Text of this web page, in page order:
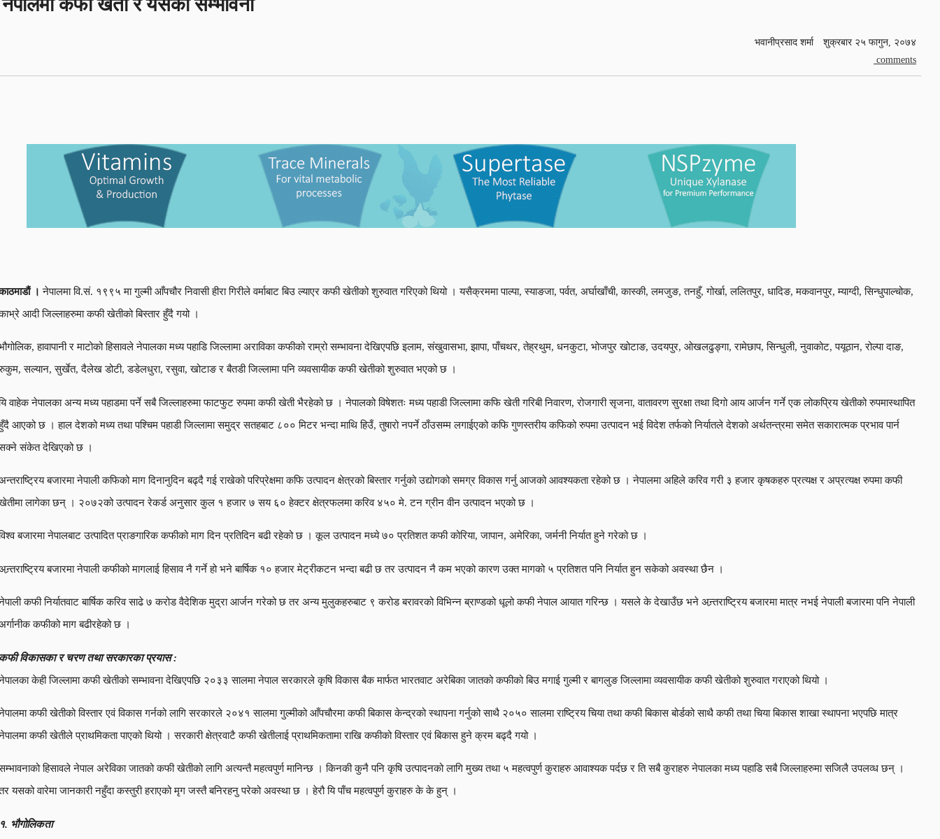
नेपालमा कफी खेती र यसको सम्भावना
भवानीप्रसाद शर्मा
शुक्रबार २५ फागुन, २०७४
comments
। नेपालमा वि.सं. १९९५ मा गुल्मी आँपचौर निवासी हीरा गिरीले वर्माबाट बिउ ल्याएर कफी खेतीको शुरुवात गरिएको थियो । यसैक्रममा पाल्पा, स्याङजा, पर्वत, अर्घाखाँची, कास्की, लमजुङ, तनहुँ, गोर्खा, ललितपुर, धादिङ, मकवानपुर, म्याग्दी, सिन्धुपाल्चोक,
आदी जिल्लाहरुमा कफी खेतीको बिस्तार हुँदै गयो ।
हावापानी र माटोको हिसावले नेपालका मध्य पहाडि जिल्लामा अराविका कफीको राम्रो सम्भावना देखिएपछि इलाम, संखुवासभा, झापा, पाँचथर, तेह्रथुम, धनकुटा, भोजपुर खोटाङ, उदयपुर, ओखलढुङ्गा, रामेछाप, सिन्धुली, नुवाकोट, पयूठान, रोल्पा दाङ,
सल्यान, सुर्खेत, दैलेख डोटी, डडेलधुरा, रसुवा, खोटाङ र बैतडी जिल्लामा पनि व्यवसायीक कफी खेतीको शुरुवात भएको छ ।
वाहेक नेपालका अन्य मध्य पहाडमा पर्ने सबै जिल्लाहरुमा फाटफुट रुपमा कफी खेती भैरहेको छ । नेपालको विषेशतः मध्य पहाडी जिल्लामा कफि खेती गरिबी निवारण, रोजगारी सृजना, वातावरण सुरक्षा तथा दिगो आय आर्जन गर्ने एक लोकप्रिय खेतीको रुपमास्थापित
आएको छ । हाल देशको मध्य तथा पश्चिम पहाडी जिल्लामा समुद्र सतहबाट ८०० मिटर भन्दा माथि हिउँ, तुषारो नपर्ने ठाँउसम्म लगाईएको कफि गुणस्तरीय कफिको रुपमा उत्पादन भई विदेश तर्फको निर्यातले देशको अर्थतन्त्रमा समेत सकारात्मक प्रभाव पार्न
संकेत देखिएको छ ।
बजारमा नेपाली कफिको माग दिनानुदिन बढ्दै गई राखेको परिप्रेक्षमा कफि उत्पादन क्षेत्रको बिस्तार गर्नुको उद्योगको समग्र विकास गर्नु आजको आवश्यकता रहेको छ । नेपालमा अहिले करिव गरी ३ हजार कृषकहरु प्रत्यक्ष र अप्रत्यक्ष रुपमा कफी
लागेका छन् । २०७२को उत्पादन रेकर्ड अनुसार कुल १ हजार ७ सय ६० हेक्टर क्षेत्रफलमा करिव ४५० मे. टन ग्रीन वीन उत्पादन भएको छ ।
बजारमा नेपालबाट उत्पादित प्राङगारिक कफीको माग दिन प्रतिदिन बढी रहेको छ । कूल उत्पादन मध्ये ७० प्रतिशत कफी कोरिया, जापान, अमेरिका, जर्मनी निर्यात हुने गरेको छ ।
बजारमा नेपाली कफीको मागलाई हिसाव नै गर्ने हो भने बार्षिक १० हजार मेट्रीकटन भन्दा बढी छ तर उत्पादन नै कम भएको कारण उक्त मागको ५ प्रतिशत पनि निर्यात हुन सकेको अवस्था छैन ।
कफी निर्यातवाट बार्षिक करिव साढे ७ करोड वैदेशिक मुद्रा आर्जन गरेको छ तर अन्य मुलुकहरुबाट ९ करोड बरावरको विभिन्न ब्राण्डको धूलो कफी नेपाल आयात गरिन्छ । यसले के देखाउँछ भने अन्र्तराष्ट्रिय बजारमा मात्र नभई नेपाली बजारमा पनि नेपाली
कफीको माग बढीरहेको छ ।
विकासका र चरण तथा सरकारका प्रयास :
केही जिल्लामा कफी खेतीको सम्भावना देखिएपछि २०३३ सालमा नेपाल सरकारले कृषि विकास बैक मार्फत भारतवाट अरेबिका जातको कफीको बिउ मगाई गुल्मी र बागलुङ जिल्लामा व्यवसायीक कफी खेतीको शुरुवात गराएको थियो ।
कफी खेतीको विस्तार एवं विकास गर्नको लागि सरकारले २०४१ सालमा गुल्मीको आँपचौरमा कफी बिकास केन्द्रको स्थापना गर्नुको साथै २०५० सालमा राष्ट्रिय चिया तथा कफी बिकास बोर्डको साथै कफी तथा चिया बिकास शाखा स्थापना भएपछि मात्र
कफी खेतीले प्राथमिकता पाएको थियो । सरकारी क्षेत्रवाटै कफी खेतीलाई प्राथमिकतामा राखि कफीको विस्तार एवं बिकास हुने क्रम बढ्दै गयो ।
हिसावले नेपाल अरेविका जातको कफी खेतीको लागि अत्यन्तै महत्वपुर्ण मानिन्छ । किनकी कुनै पनि कृषि उत्पादनको लागि मुख्य तथा ५ महत्वपुर्ण कुराहरु आवाश्यक पर्दछ र ति सबै कुराहरु नेपालका मध्य पहाडि सबै जिल्लाहरुमा सजिलै उपलव्ध छन् ।
यसको वारेमा जानकारी नहुँदा कस्तुरी हराएको मृग जस्तै बनिरहनु परेको अवस्था छ । हेरौ यि पाँच महत्वपुर्ण कुराहरु के के हुन् ।
भौगोलिकता